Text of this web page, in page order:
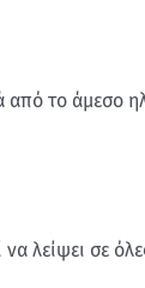
από το
λείψει σε